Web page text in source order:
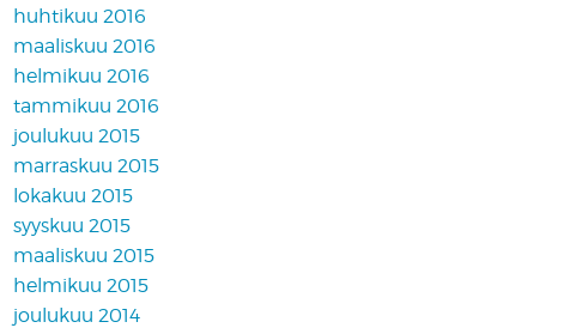
huhtikuu 2016
maaliskuu 2016
helmikuu 2016
tammikuu 2016
joulukuu 2015
marraskuu 2015
lokakuu 2015
syyskuu 2015
maaliskuu 2015
helmikuu 2015
joulukuu 2014